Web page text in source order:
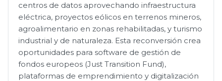
centros de datos aprovechando infraestructura
eléctrica, proyectos eólicos en terrenos mineros,
agroalimentario en zonas rehabilitadas, y turismo
industrial y de naturaleza. Esta reconversión crea
oportunidades para software de gestión de
fondos europeos (Just Transition Fund),
plataformas de emprendimiento y digitalización